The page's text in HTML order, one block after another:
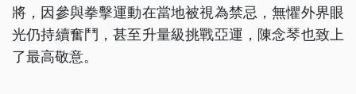
將，因參與拳擊運動在當地被視為禁忌，無懼外界眼
光仍持續奮鬥，甚至升量級挑戰亞運，陳念琴也致上
了最高敬意。